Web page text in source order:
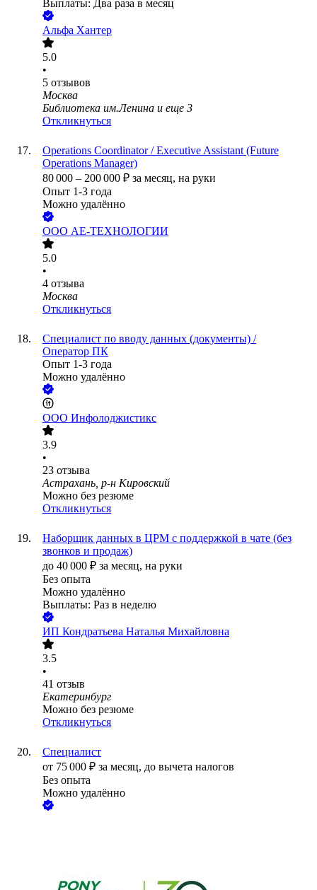
Выплаты: Два раза в месяц
Альфа Хантер
5.0
•
5 отзывов
Москва
Библиотека им.Ленина и еще 3
Откликнуться
Operations Coordinator / Executive Assistant (Future
Operations Manager)
80 000 – 200 000 ₽ за месяц, на руки
Опыт 1-3 года
Можно удалённо
ООО АЕ-ТЕХНОЛОГИИ
5.0
•
4 отзыва
Москва
Откликнуться
Специалист по вводу данных (документы) /
Оператор ПК
Опыт 1-3 года
Можно удалённо
ООО Инфолоджистикс
3.9
•
23 отзыва
Астрахань, р-н Кировский
Можно без резюме
Откликнуться
Наборщик данных в ЦРМ с поддержкой в чате (без
звонков и продаж)
до 40 000 ₽ за месяц, на руки
Без опыта
Можно удалённо
Выплаты: Раз в неделю
ИП Кондратьева Наталья Михайловна
3.5
•
41 отзыв
Екатеринбург
Можно без резюме
Откликнуться
Специалист
от 75 000 ₽ за месяц, до вычета налогов
Без опыта
Можно удалённо